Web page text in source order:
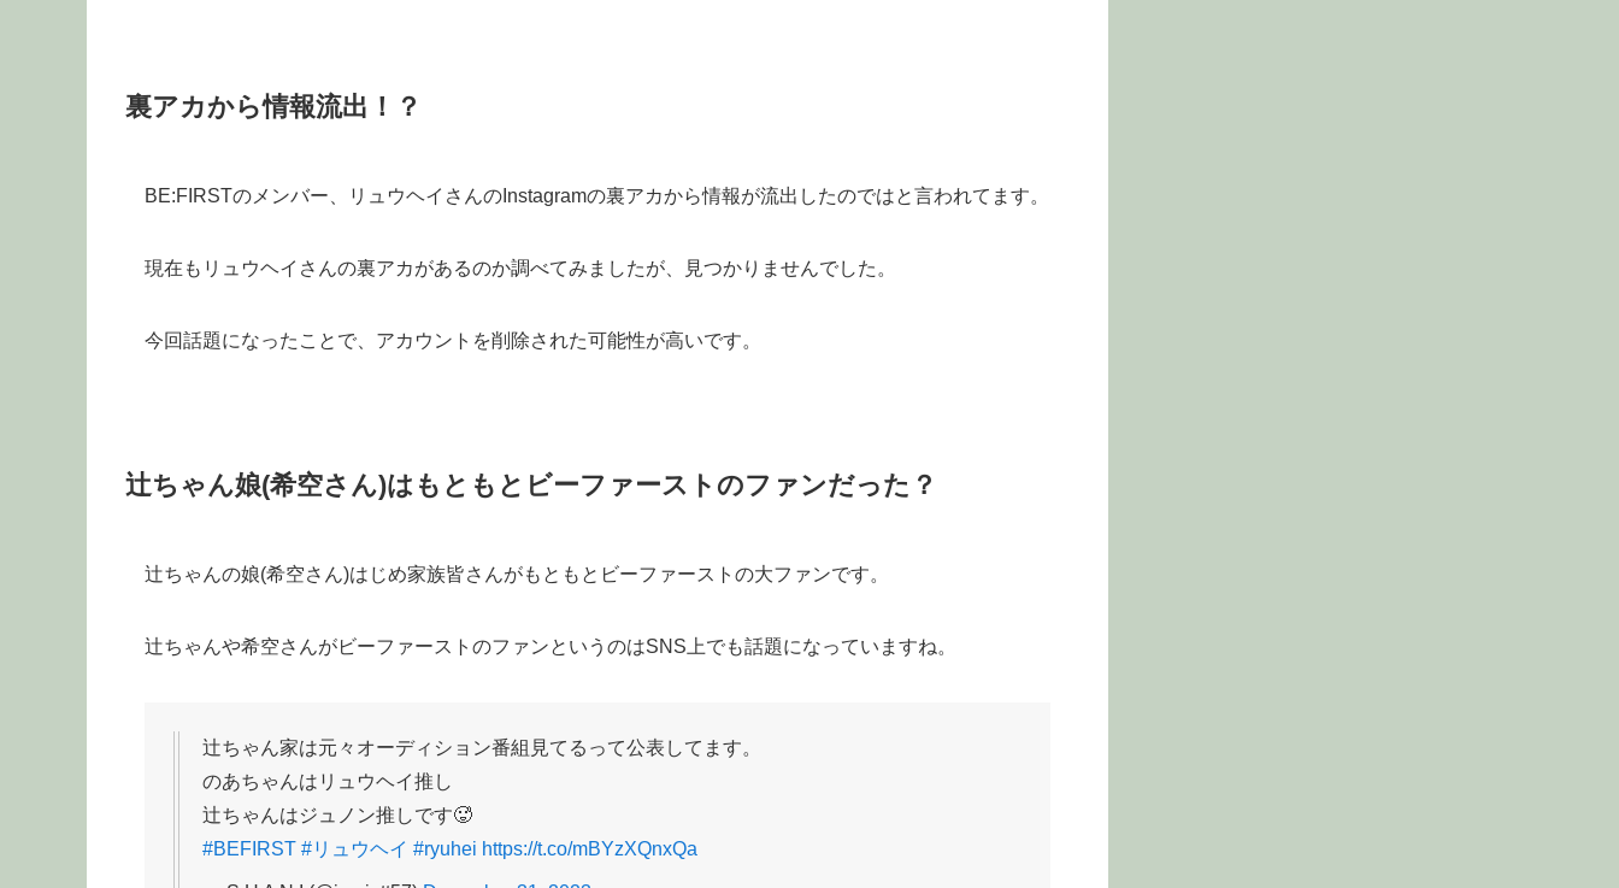
裏アカから情報流出！？
BE:FIRSTのメンバー、リュウヘイさんのInstagramの裏アカから情報が流出したのではと言われてます。
現在もリュウヘイさんの裏アカがあるのか調べてみましたが、見つかりませんでした。
今回話題になったことで、アカウントを削除された可能性が高いです。
辻ちゃん娘(希空さん)はもともとビーファーストのファンだった？
辻ちゃんの娘(希空さん)はじめ家族皆さんがもともとビーファーストの大ファンです。
辻ちゃんや希空さんがビーファーストのファンというのはSNS上でも話題になっていますね。
辻ちゃん家は元々オーディション番組見てるって公表してます。
のあちゃんはリュウヘイ推し
辻ちゃんはジュノン推しです🥵
#BEFIRST #リュウヘイ #ryuhei https://t.co/mBYzXQnxQa